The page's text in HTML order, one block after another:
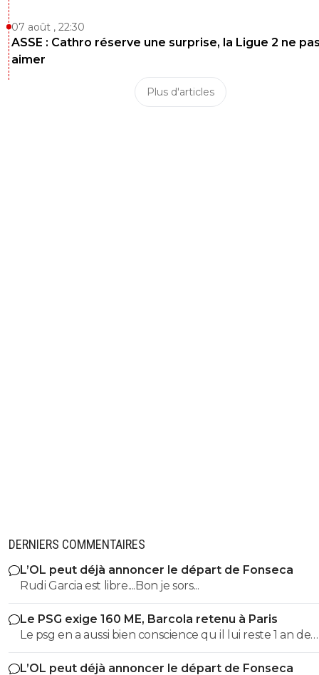
07 août , 22:30
ASSE : Cathro réserve une surprise, la Ligue 2 ne
aimer
Plus d'articles
DERNIERS COMMENTAIRES
L’OL peut déjà annoncer le départ de Fonseca
Rudi Garcia est libre....Bon je sors...
Le PSG exige 160 ME, Barcola retenu à Paris
Le psg en a aussi bien conscience qu il lui reste 1 an de
contrat 😁 après, c est le jeu de la négociation, on est
d août, y a toujours une marge de prix négociable
L’OL peut déjà annoncer le départ de Fonseca